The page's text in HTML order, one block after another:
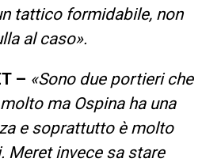
tattico formidabile, non
al caso».
– «Sono due portieri che
maOspina ha una
e soprattutto è molto
. Meretinvece sa stare